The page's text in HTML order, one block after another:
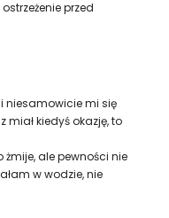
przed
niesamowicie mi się
miał kiedyś okazję, to
żmije, ale pewności nie
w wodzie, nie